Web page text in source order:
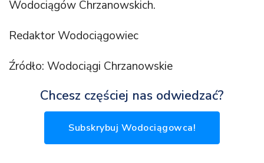
Wodociągów Chrzanowskich.
Redaktor Wodociągowiec
Źródło: Wodociągi Chrzanowskie
Chcesz częściej nas odwiedzać?
Subskrybuj Wodociągowca!